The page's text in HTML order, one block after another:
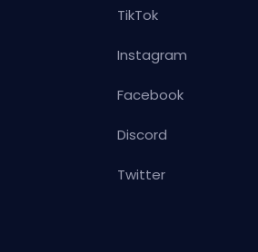
TikTok
Instagram
Facebook
Discord
Twitter